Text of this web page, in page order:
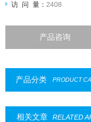
访 问 量： 2408
产品咨询
产品分类 PRODUCT
相关文章 RELATED